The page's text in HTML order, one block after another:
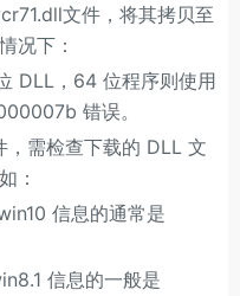
文件，将其拷贝至
况下：
，64 位程序则使用
错误。
需检查下载的 DLL 文
：
信息的通常是
信息的一般是